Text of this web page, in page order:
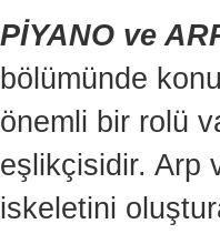
PİYANO ve
bölümünde
önemli bir rolü
eşlikçisidir. Arp
iskeletini